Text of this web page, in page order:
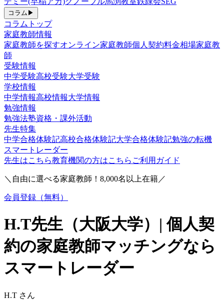
コラム ▶
コラムトップ
家庭教師情報
家庭教師を探すオンライン家庭教師個人契約料金相場家庭教
師
受験情報
中学受験高校受験大学受験
学校情報
中学情報高校情報大学情報
勉強情報
勉強法塾資格・課外活動
先生特集
中学合格体験記高校合格体験記大学合格体験記勉強の転機
スマートレーダー
先生はこちら教育機関の方はこちら ご利用ガイド
＼自由に選べる家庭教師！ 8,000名以上在籍／
会員登録（無料）
H.T先生（大阪大学）| 個人契
約の家庭教師マッチングなら
スマートレーダー
H.T さん